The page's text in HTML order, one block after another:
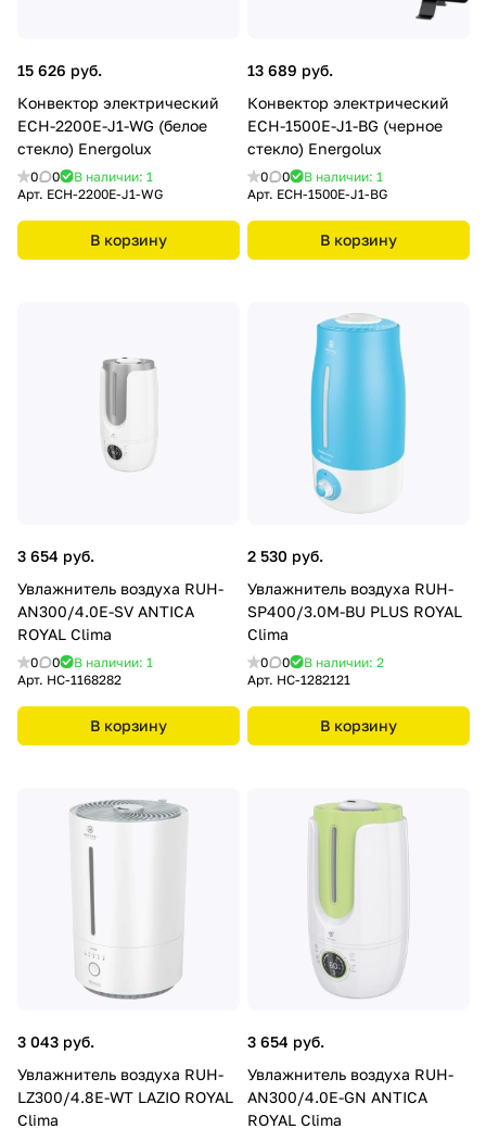
15 626 руб.
Конвектор электрический
ECH-2200E-J1-WG (белое
стекло) Energolux
0 0
В наличии: 1
Арт. ECH-2200E-J1-WG
В корзину
13 689 руб.
Конвектор электрический
ECH-1500E-J1-ВG (черное
стекло) Energolux
0 0
В наличии: 1
Арт. ECH-1500E-J1-ВG
В корзину
3 654 руб.
Увлажнитель воздуха RUH-
АN300/4.0E-SV ANTICA
ROYAL Clima
0 0
В наличии: 1
Арт. HC-1168282
В корзину
2 530 руб.
Увлажнитель воздуха RUH-
SP400/3.0M-BU PLUS ROYAL
Clima
0 0
В наличии: 2
Арт. HC-1282121
В корзину
3 043 руб.
Увлажнитель воздуха RUH-
LZ300/4.8E-WT LAZIO ROYAL
Clima
3 654 руб.
Увлажнитель воздуха RUH-
АN300/4.0E-GN ANTICA
ROYAL Clima